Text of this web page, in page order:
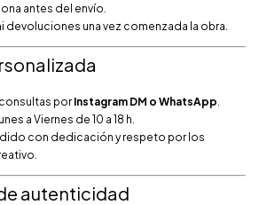
antes del envío.
devoluciones una vez comenzada la obra.
por Instagram DM o WhatsApp
a Viernes de 10 a 18 h.
con dedicación y respeto por los
autenticidad